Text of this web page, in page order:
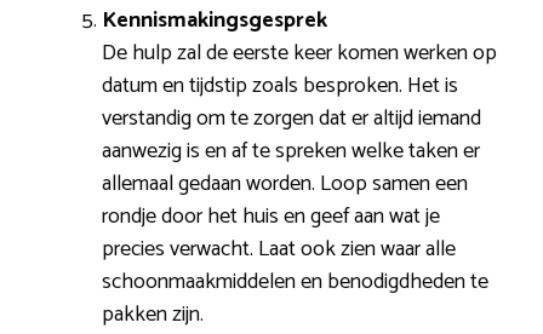
Kennismakingsgesprek
De hulp zal de eerste keer komen werken op
datum en tijdstip zoals besproken. Het is
verstandig om te zorgen dat er altijd iemand
aanwezig is en af te spreken welke taken er
allemaal gedaan worden. Loop samen een
rondje door het huis en geef aan wat je
precies verwacht. Laat ook zien waar alle
schoonmaakmiddelen en benodigdheden te
pakken zijn.